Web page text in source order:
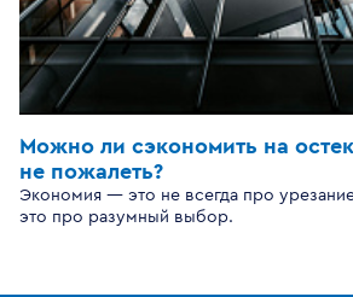
Можно ли сэкономить на
не пожалеть?
Экономия — это не всегда про
это про разумный выбор.